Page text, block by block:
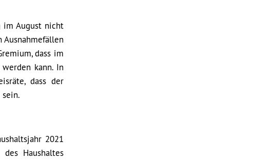
im August nicht
dass im
kann. In
dass der
2021
Haushaltes